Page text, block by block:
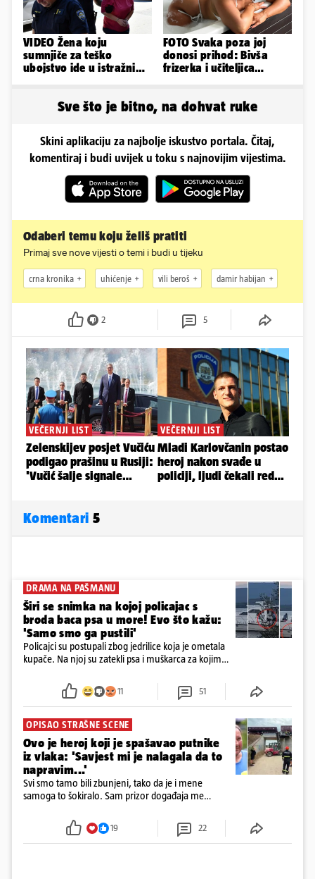
VIDEO Žena koju
sumnjiče za teško
ubojstvo ide u istražni
FOTO Svaka poza joj
donosi prihod: Bivša
frizerka i učiteljica
Sve što je bitno, na dohvat ruke
Skini aplikaciju za najbolje iskustvo portala. Čitaj,
komentiraj i budi uvijek u toku s najnovijim vijestima.
Odaberi temu koju želiš pratiti
Primaj sve nove vijesti o temi i budi u tijeku
crna kronika uhićenje vili beroš damir habijan
2 5
Komentari 5
DRAMA NA PAŠMANU
Širi se snimka na kojoj policajac s
broda baca psa u more! Evo što kažu:
'Samo smo ga pustili'
Policajci su postupali zbog jedrilice koja je ometala
kupače. Na njoj su zatekli psa i muškarca za kojim
ga uhitili, a psa je preuzeo komunalni redar
11 51
OPISAO STRAŠNE SCENE
Ovo je heroj koji je spašavao putnike
iz vlaka: 'Savjest mi je nalagala da to
napravim...'
Svi smo tamo bili zbunjeni, tako da je i mene
samoga to šokiralo. Sam prizor događaja me
19 22